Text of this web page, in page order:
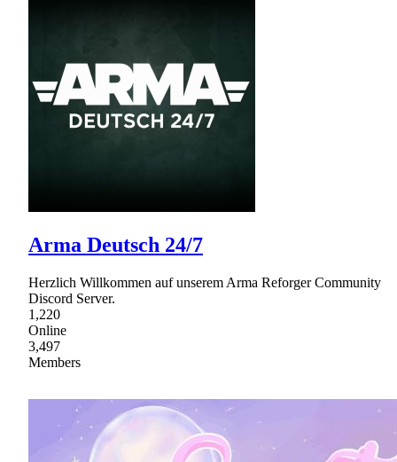
Arma Deutsch 24/7
Herzlich Willkommen auf unserem Arma Reforger Community
Discord Server.
1,220
Online
3,497
Members